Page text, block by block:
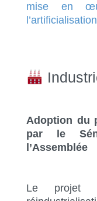
mise en
Adoption du
par le
l’Assemblée
Le projet